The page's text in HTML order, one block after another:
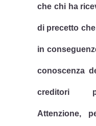
che chi ha
di precetto
in
conoscenza
creditori
Attenzione,